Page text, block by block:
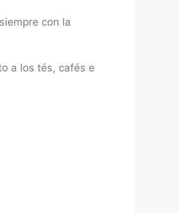
con la
a los tés, cafés e